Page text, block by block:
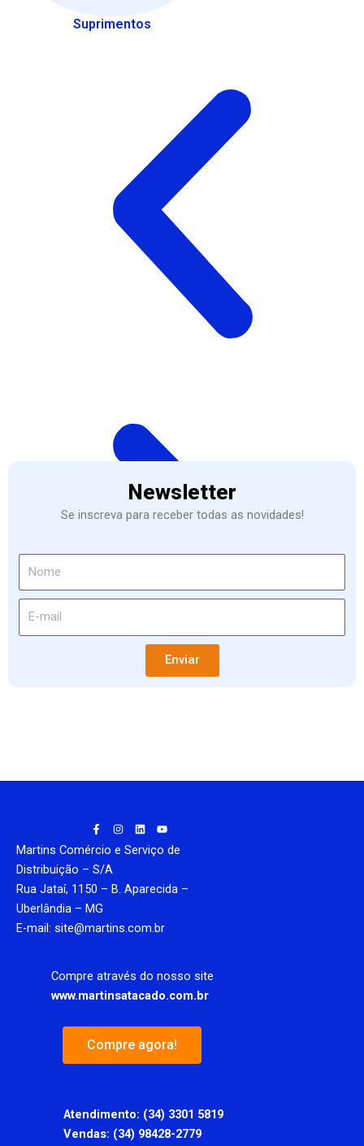
Suprimentos
Newsletter
Se inscreva para receber todas as novidades!
Enviar
F
a
c
e
b
o
o
-
I
n
s
t
r
L
i
n
k
i
Y
o
u
t
e
Martins Comércio e Serviço de
Distribuição – S/A
Rua Jataí, 1150 – B. Aparecida –
Uberlândia – MG
E-mail: site@martins.com.br
Compre através do nosso site
www.martinsatacado.com.br
Compre agora!
Atendimento: (34) 3301 5819
Vendas: (34) 98428-2779